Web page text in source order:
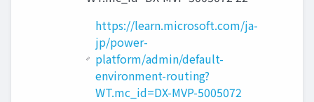
https://learn.microsoft.com/ja-
jp/power-
platform/admin/default-
environment-routing?
WT.mc_id=DX-MVP-5005072